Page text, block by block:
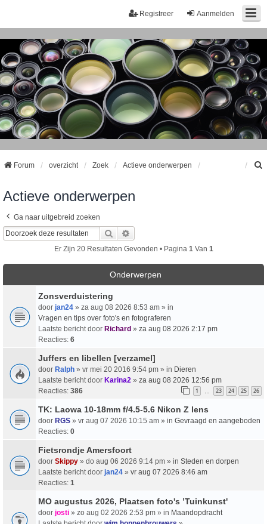
Aanmelden
Registreer
Forum overzicht Zoek Actieve onderwerpen
Actieve onderwerpen
Ga naar uitgebreid zoeken
Zoek
Er Zijn 20 Resultaten Gevonden • Pagina 1 Van 1
Onderwerpen
Zonsverduistering
door jan24 » za aug 08 2026 8:53 am » in
Vragen en tips over foto's en fotograferen
Laatste bericht door Richard » za aug 08 2026 2:17 pm
Reacties: 6
Juffers en libellen [verzamel]
door Ralph » vr mei 20 2016 9:54 pm » in Dieren
Laatste bericht door Karina2 » za aug 08 2026 12:56 pm
Reacties: 386 1 … 23 24 25 26
TK: Laowa 10-18mm f/4.5-5.6 Nikon Z lens
door RGS » vr aug 07 2026 10:15 am » in Gevraagd en aangeboden
Reacties: 0
Fietsrondje Amersfoort
door Skippy » do aug 06 2026 9:14 pm » in Steden en dorpen
Laatste bericht door jan24 » vr aug 07 2026 8:46 am
Reacties: 1
MO augustus 2026, Plaatsen foto's ’Tuinkunst'
door josti » zo aug 02 2026 2:53 pm » in Maandopdracht